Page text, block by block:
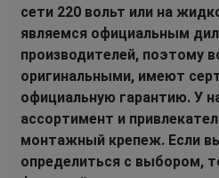
сети 220 вольт или на
являемся официальным
производителей, поэтому
оригинальными, имеют
официальную гарантию. У
ассортимент и
монтажный крепеж. Если
определиться с выбором,